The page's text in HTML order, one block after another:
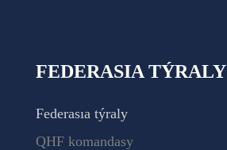
FEDERASIA TÝRALY
Federasıa týraly
QHF komandasy